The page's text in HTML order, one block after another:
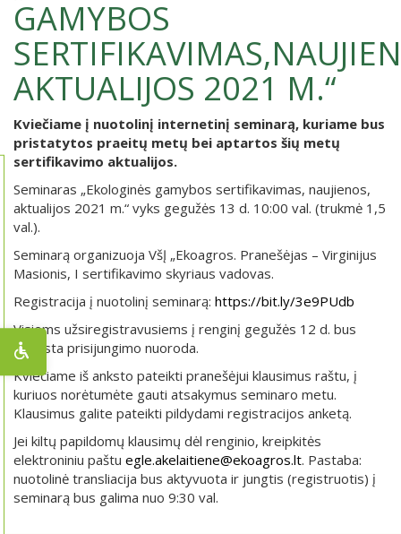
GAMYBOS
AKTUALIJOS 2021 M.“
Kviečiame į nuotolinį internetinį seminarą, kuriame bus
pristatytos praeitų metų bei aptartos šių metų
sertifikavimo aktualijos.
Seminaras „Ekologinės gamybos sertifikavimas, naujienos,
aktualijos 2021 m.“ vyks gegužės 13 d. 10:00 val. (trukmė 1,5
val.).
Seminarą organizuoja VšĮ „Ekoagros. Pranešėjas – Virginijus
Masionis, I sertifikavimo skyriaus vadovas.
Registracija į nuotolinį seminarą: https://bit.ly/3e9PUdb
Visiems užsiregistravusiems į renginį gegužės 12 d. bus
atsiųsta prisijungimo nuoroda.
Kviečiame iš anksto pateikti pranešėjui klausimus raštu, į
kuriuos norėtumėte gauti atsakymus seminaro metu.
Klausimus galite pateikti pildydami registracijos anketą.
Jei kiltų papildomų klausimų dėl renginio, kreipkitės
elektroniniu paštu egle.akelaitiene@ekoagros.lt. Pastaba:
nuotolinė transliacija bus aktyvuota ir jungtis (registruotis) į
seminarą bus galima nuo 9:30 val.